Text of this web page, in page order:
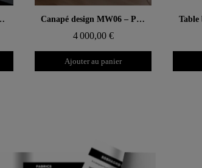
bronze, assise en mousse Aperçu rapide Canapé design MW06 – Parois en PMMA coulé bronze, assise en mousse
4 000,00 €
Ajouter au panier